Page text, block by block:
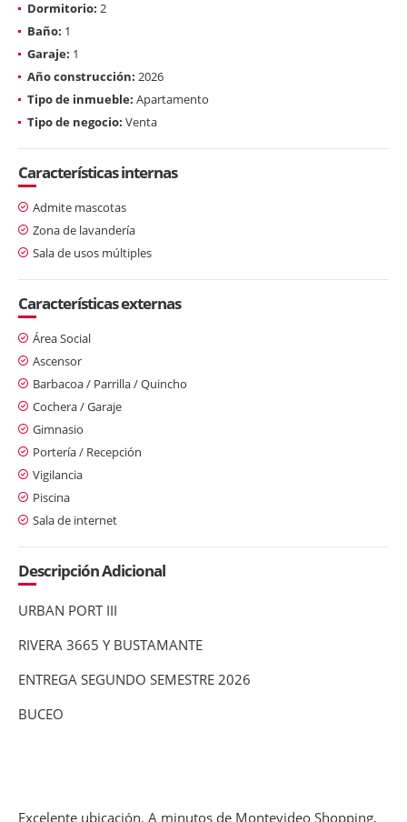
Dormitorio: 2
Baño: 1
Garaje: 1
Año construcción: 2026
Tipo de inmueble: Apartamento
Tipo de negocio: Venta
Características internas
Admite mascotas
Zona de lavandería
Sala de usos múltiples
Características externas
Área Social
Ascensor
Barbacoa / Parrilla / Quincho
Cochera / Garaje
Gimnasio
Portería / Recepción
Vigilancia
Piscina
Sala de internet
Descripción Adicional
URBAN PORT III
RIVERA 3665 Y BUSTAMANTE
ENTREGA SEGUNDO SEMESTRE 2026
BUCEO
Excelente ubicación. A minutos de Montevideo Shopping,